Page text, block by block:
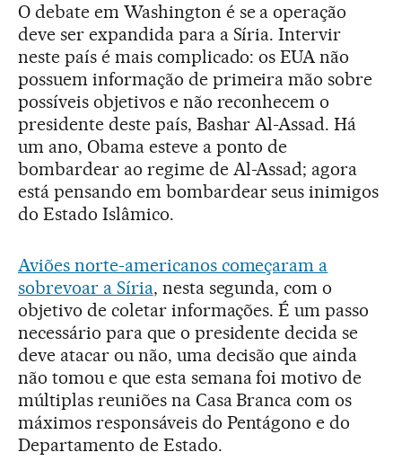
O debate em Washington é se a operação
deve ser expandida para a Síria. Intervir
neste país é mais complicado: os EUA não
possuem informação de primeira mão sobre
possíveis objetivos e não reconhecem o
presidente deste país, Bashar Al-Assad. Há
um ano, Obama esteve a ponto de
bombardear ao regime de Al-Assad; agora
está pensando em bombardear seus inimigos
do Estado Islâmico.
Aviões norte-americanos começaram a
sobrevoar a Síria, nesta segunda, com o
objetivo de coletar informações. É um passo
necessário para que o presidente decida se
deve atacar ou não, uma decisão que ainda
não tomou e que esta semana foi motivo de
múltiplas reuniões na Casa Branca com os
máximos responsáveis do Pentágono e do
Departamento de Estado.